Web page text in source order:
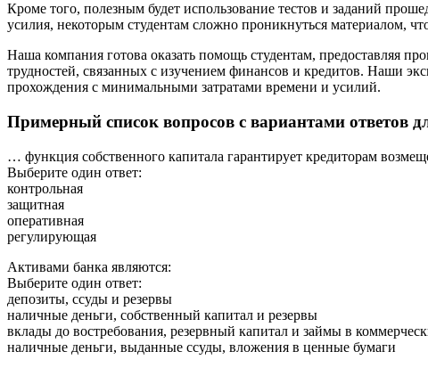
Кроме того, полезным будет использование тестов и заданий
усилия, некоторым студентам сложно проникнуться материалом,
Наша компания готова оказать помощь студентам, предоставляя
трудностей, связанных с изучением финансов и кредитов. Наши
прохождения с минимальными затратами времени и усилий.
Примерный список вопросов с вариантами ответов
… функция собственного капитала гарантирует кредиторам
Выберите один ответ:
контрольная
защитная
оперативная
регулирующая
Активами банка являются:
Выберите один ответ:
депозиты, ссуды и резервы
наличные деньги, собственный капитал и резервы
вклады до востребования, резервный капитал и займы в
наличные деньги, выданные ссуды, вложения в ценные бумаги